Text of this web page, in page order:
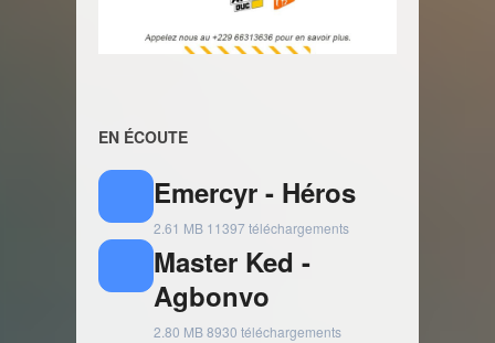
EN ÉCOUTE
Emercyr - Héros
2.61 MB 11397 téléchargements
Master Ked -
Agbonvo
2.80 MB8930 téléchargements